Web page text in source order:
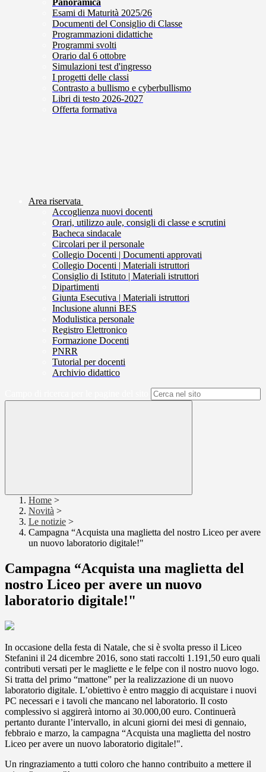
Panoramica
Esami di Maturità 2025/26
Documenti del Consiglio di Classe
Programmazioni didattiche
Programmi svolti
Orario dal 6 ottobre
Simulazioni test d'ingresso
I progetti delle classi
Contrasto a bullismo e cyberbullismo
Libri di testo 2026-2027
Offerta formativa
Area riservata
Accoglienza nuovi docenti
Orari, utilizzo aule, consigli di classe e scrutini
Bacheca sindacale
Circolari per il personale
Collegio Docenti | Documenti approvati
Collegio Docenti | Materiali istruttori
Consiglio di Istituto | Materiali istruttori
Dipartimenti
Giunta Esecutiva | Materiali istruttori
Inclusione alunni BES
Modulistica personale
Registro Elettronico
Formazione Docenti
PNRR
Tutorial per docenti
Archivio didattico
Home >
Novità >
Le notizie >
Campagna “Acquista una maglietta del nostro Liceo per avere
un nuovo laboratorio digitale!"
Campagna “Acquista una maglietta del
nostro Liceo per avere un nuovo
laboratorio digitale!"
In occasione della festa di Natale, che si è svolta presso il Liceo
Stefanini il 24 dicembre 2016, sono stati raccolti 1.191,50 euro quali
contributi versati per le magliette e le felpe con il nostro nuovo logo.
Si tratta del primo “mattone” per la realizzazione di un nuovo
laboratorio digitale. L’obiettivo è entro maggio di acquistare i nuovi
PC necessari e i tavoli che mancano nel laboratorio. Il costo
complessivo si aggirerà intorno ai 30.000,00 euro. Continuerà
pertanto durante l’intervallo, in alcuni giorni dei mesi di gennaio,
febbraio e marzo, la campagna “Acquista una maglietta del nostro
Liceo per avere un nuovo laboratorio digitale!".
Un ringraziamento a tutti coloro che hanno contribuito a mettere il